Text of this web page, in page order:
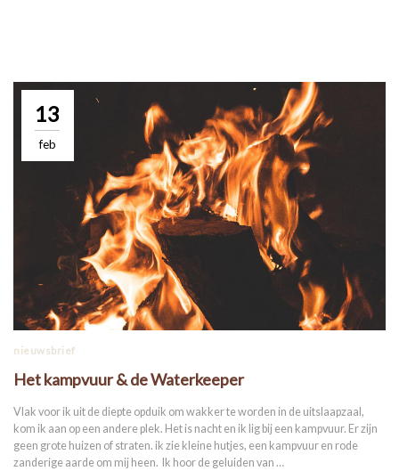
13
feb
nieuwsbrief
Het kampvuur & de Waterkeeper
Vlak voor ik uit de diepte opduik om wakker te worden in de uitslaapzaal,
kom ik aan op een andere plek. Het is nacht en ik lig bij een kampvuur. Er zijn
geen grote huizen of straten. ik zie kleine hutjes, een kampvuur en rode
zanderige aarde om mij heen. Ik hoor de geluiden van …